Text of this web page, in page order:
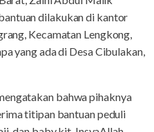
dilakukan di kantor
Kecamatan Lengkong,
yang ada di Desa Cibulakan,
bahwa pihaknya
titipan bantuan peduli